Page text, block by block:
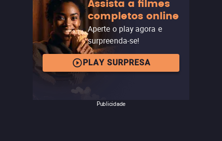
Assista a filmes
completos online
Aperte o play agora e
surpreenda-se!
PLAY SURPRESA
Publicidade